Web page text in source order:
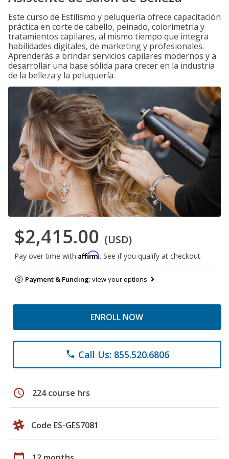
Este curso de Estilismo y peluquería ofrece capacitación
práctica en corte de cabello, peinado, colorimetría y
tratamientos capilares, al mismo tiempo que integra
habilidades digitales, de marketing y profesionales.
Aprenderás a brindar servicios capilares modernos y a
desarrollar una base sólida para crecer en la industria
de la belleza y la peluquería.
$2,415.00 (USD)
Pay over time with Affirm. See if you qualify at checkout.
Payment & Funding:view your options
ENROLL NOW
phone Call Us: 855.520.6806
schedule 224 course hrs
Code ES-GES7081